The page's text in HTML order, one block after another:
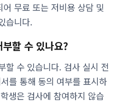
무료 또는 저비용 상담 및
습니다.
부할 수 있나요?
할 수 있습니다. 검사 실시 전
를 통해 동의 여부를 표시하
생은 검사에 참여하지 않습